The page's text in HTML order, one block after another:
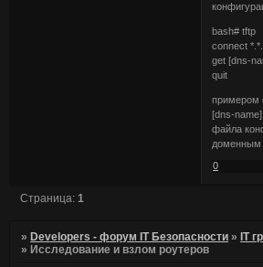
bash# tftp
connect
get [dns-
quit
примером
[dns-
файла
доменным
0
Страница:1
»Developers - форум IT Безопасности »IT
»Исследование и взлом роутеров